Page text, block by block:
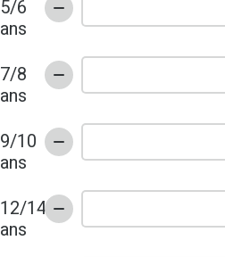
5/6
ans
7/8
ans
9/10
ans
12/14
ans